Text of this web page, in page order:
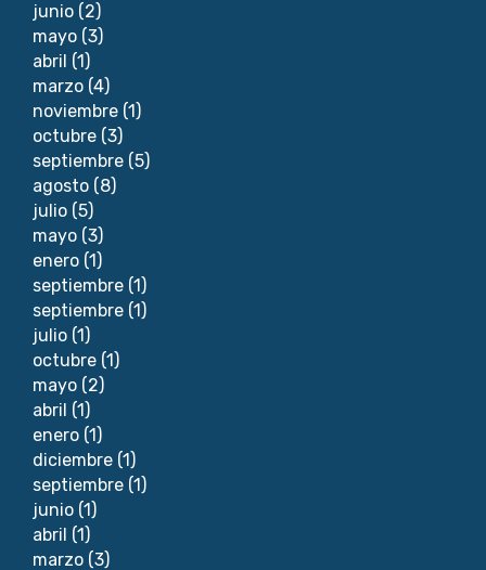
junio (2)
mayo (3)
abril (1)
marzo (4)
noviembre (1)
octubre (3)
septiembre (5)
agosto (8)
julio (5)
mayo (3)
enero (1)
septiembre (1)
septiembre (1)
julio (1)
octubre (1)
mayo (2)
abril (1)
enero (1)
diciembre (1)
septiembre (1)
junio (1)
abril (1)
marzo (3)